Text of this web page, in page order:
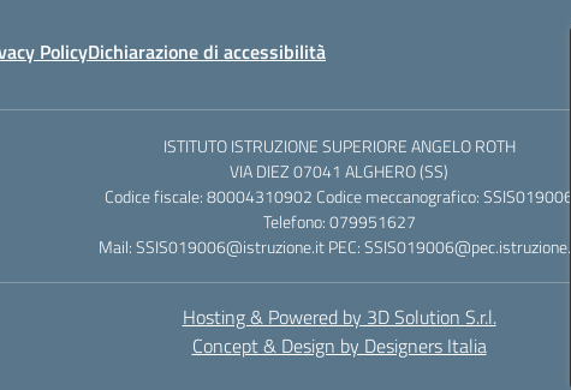
PolicyDichiarazione di accessibilità
ISTITUTO ISTRUZIONE SUPERIORE ANGELO ROTH
VIA DIEZ 07041 ALGHERO (SS)
Codice fiscale: 80004310902 Codice meccanografico: SSIS019006
Telefono: 079951627
Mail: SSIS019006@istruzione.it PEC: SSIS019006@pec.istruzione.it
Hosting & Powered by 3D Solution S.r.l.
Concept & Design by Designers Italia